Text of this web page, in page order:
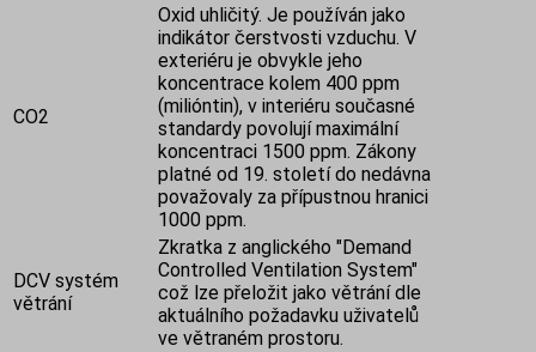
CO2
Oxid uhličitý. Je používán jako
indikátor čerstvosti vzduchu. V
exteriéru je obvykle jeho
koncentrace kolem 400 ppm
(milióntin), v interiéru současné
standardy povolují maximální
koncentraci 1500 ppm. Zákony
platné od 19. století do nedávna
považovaly za přípustnou hranici
1000 ppm.
DCV systém
větrání
Zkratka z anglického "Demand
Controlled Ventilation System"
což lze přeložit jako větrání dle
aktuálního požadavku uživatelů
ve větraném prostoru.